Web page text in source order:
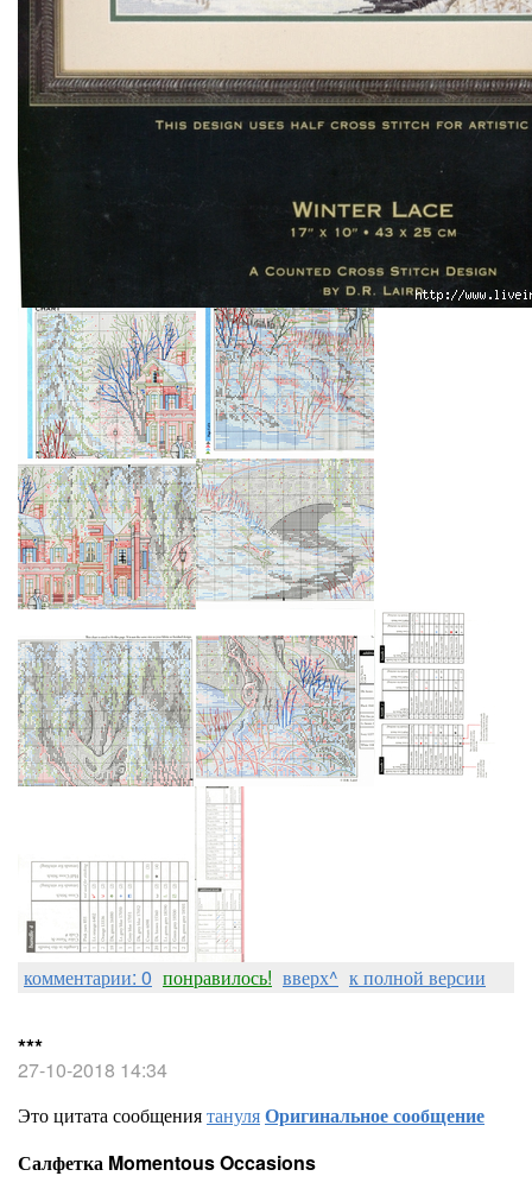
комментарии: 0 понравилось! вверх^ к полной версии
***
27-10-2018 14:34
Это цитата сообщениятануляОригинальное сообщение
Салфетка Momentous Occasions